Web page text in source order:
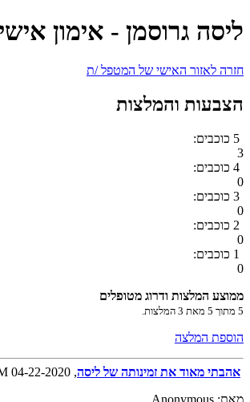
ליסה גרוסמן - אימון
חזרה לאזור האישי של המטפל /ת
הצבעות והמלצות
5 כוכבים:
3
4 כוכבים:
0
3 כוכבים:
0
2 כוכבים:
0
1 כוכבים:
0
ממוצע המלצות ודרוג מטופלים
5 מתוך 5 מאת 3 המלצות.
הוספת המלצה
אהבתי מאוד את זמינותה של ליסה, 04-22-2020 04:50PM
מאת: Anonymous